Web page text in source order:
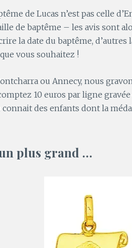
de Lucas n’est pas celle
de baptême – les avis sont
la date du baptême, d’autres
vous souhaitez !
ou Annecy, nous
10 euros par ligne
des enfants dont la
plus grand …